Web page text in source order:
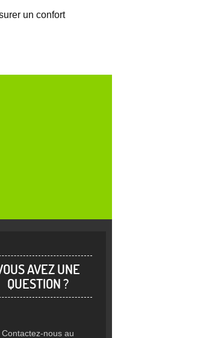
un confort
AVEZ UNE
QUESTION ?
Contactez-nous au